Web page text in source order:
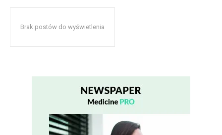
Brak postów do wyświetlenia